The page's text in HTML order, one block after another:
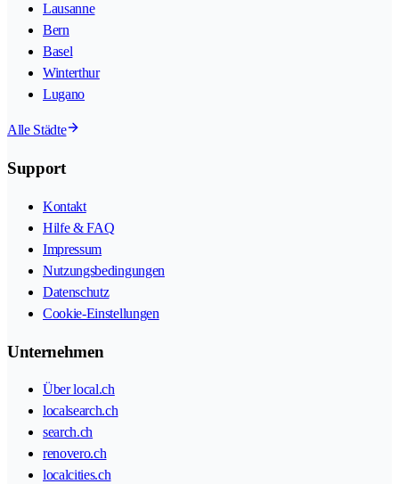
Lausanne
Bern
Basel
Winterthur
Lugano
Alle Städte
Support
Kontakt
Hilfe & FAQ
Impressum
Nutzungsbedingungen
Datenschutz
Cookie-Einstellungen
Unternehmen
Über local.ch
localsearch.ch
search.ch
renovero.ch
localcities.ch